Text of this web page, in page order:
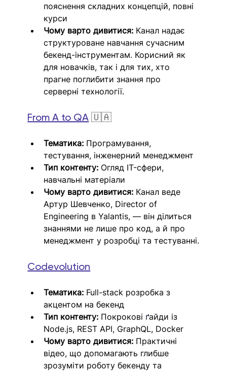
пояснення складних концепцій, повні
курси
Чому варто дивитися: Канал надає
структуроване навчання сучасним
бекенд-інструментам. Корисний як
для новачків, так і для тих, хто
прагне поглибити знання про
серверні технології.
From A to QA 🇺🇦
Тематика: Програмування,
тестування, інженерний менеджмент
Тип контенту: Огляд IT-сфери,
навчальні матеріали
Чому варто дивитися: Канал веде
Артур Шевченко, Director of
Engineering в Yalantis, — він ділиться
знаннями не лише про код, а й про
менеджмент у розробці та тестуванні.
Codevolution
Тематика: Full-stack розробка з
акцентом на бекенд
Тип контенту: Покрокові ґайди із
Node.js, REST API, GraphQL, Docker
Чому варто дивитися: Практичні
відео, що допомагають глибше
зрозуміти роботу бекенду та